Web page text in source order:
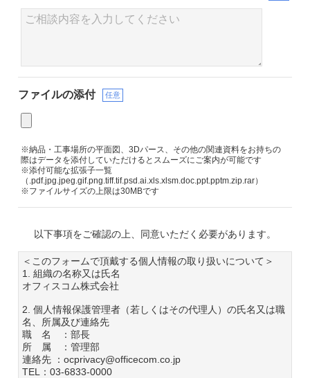
ファイルの添付 任意
※納品・工事場所の平面図、3Dパース、その他の関連資料をお持ちの
際はデータを添付していただけるとスムーズにご案内が可能です
※添付可能な拡張子一覧
（.pdf.jpg.jpeg.gif.png.tiff.tif.psd.ai.xls.xlsm.doc.ppt.pptm.zip.rar）
※ファイルサイズの上限は30MBです
以下事項をご確認の上、同意いただく必要があります。
＜このフォームで頂戴する個人情報の取り扱いについて＞
1. 組織の名称又は氏名
オフィスコム株式会社
2. 個人情報保護管理者（若しくはその代理人）の氏名又は職
名、所属及び連絡先
職 名 ：部長
所 属 ：管理部
連絡先 ：ocprivacy@officecom.co.jp
TEL：03-6833-0000